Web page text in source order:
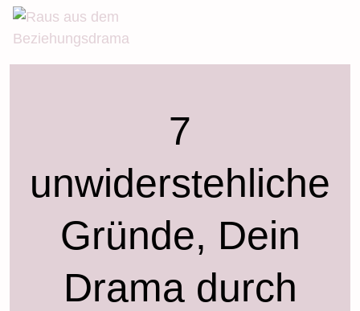
Skip
7
unwiderstehliche
Gründe, Dein
Drama durch